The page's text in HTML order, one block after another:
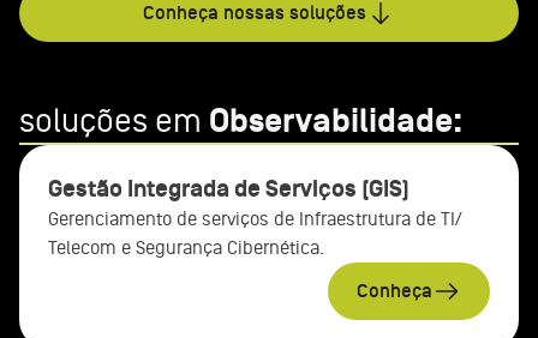
Conheça nossas soluções
soluções em Observabilidade:
Gestão Integrada de Serviços (GIS)
Gerenciamento de serviços de Infraestrutura de TI/
Telecom e Segurança Cibernética.
Conheça